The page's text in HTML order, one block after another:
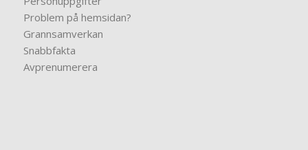
Problem på hemsidan?
Grannsamverkan
Snabbfakta
Avprenumerera